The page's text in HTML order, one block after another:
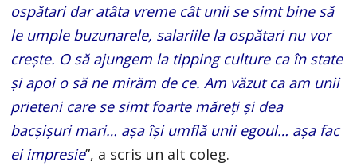
ospătari dar atâta vreme cât unii se simt bine să
le umple buzunarele, salariile la ospătari nu vor
crește. O să ajungem la tipping culture ca în state
și apoi o să ne mirăm de ce. Am văzut ca am unii
prieteni care se simt foarte măreți și dea
bacșișuri mari… așa își umflă unii egoul… așa fac
ei impresie”, a scris un alt coleg.